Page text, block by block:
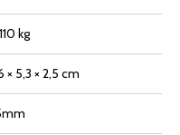
kg
× 5,3 × 2,5 cm